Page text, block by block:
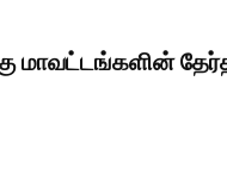
மாவட்டங்களின்